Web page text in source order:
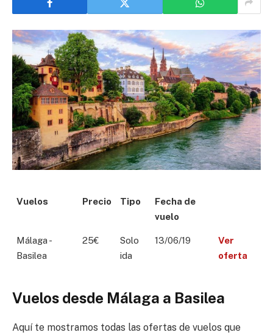
Vuelos Precio Tipo
Fecha de
vuelo
Málaga -
Basilea
25€
Solo
ida
13/06/19
Ver
oferta
Vuelos desde Málaga a Basilea
Aquí te mostramos todas las ofertas de vuelos que